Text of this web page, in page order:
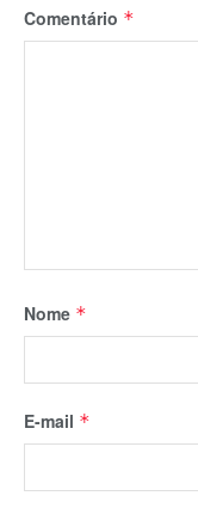
Comentário *
Nome *
E-mail *